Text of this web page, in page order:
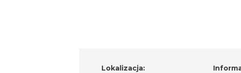
Lokalizacja: